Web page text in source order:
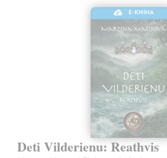
E-KNIHA
Deti Vilderienu: Reathvis